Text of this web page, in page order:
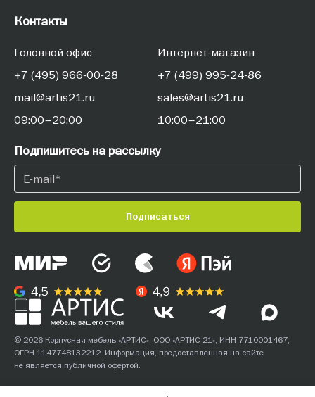
Контакты
Головной офис
+7 (495) 966-00-28
mail@artis21.ru
09:00–20:00
Интернет-магазин
+7 (499) 995-24-86
sales@artis21.ru
10:00–21:00
Подпишитесь на рассылку
Подписаться
© 2026 Корпусная мебель «АРТИС». ООО «АРТИС 21», ИНН 7710001467,
ОГРН 1147748132212. Информация, предоставленная на сайте
не является публичной офертой.